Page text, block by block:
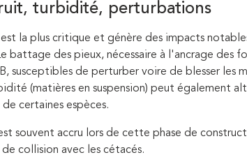
turbidité, perturbations
la plus critique et génère des impacts
battage des pieux, nécessaire à l'ancrage des
susceptibles de perturber voire de blesser les
(matières en suspension) peut également
certaines espèces.
souvent accru lors de cette phase de
collision avec les cétacés.